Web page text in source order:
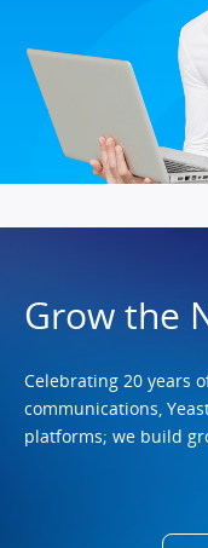
Grow the
Celebrating 20 years
communications,
platforms; we build